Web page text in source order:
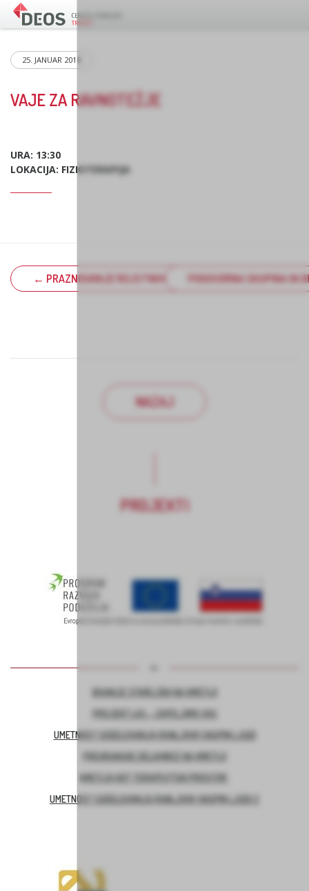
25. JANUAR 2018
VAJE ZA RAVNOTEŽJE
URA: 13:30
LOKACIJA: FIZIOTERAPIJA
← PRAZNOVANJE ROJSTNIH DNI POGOVORNA SKUPINA IN
NAZAJ
PROJEKTI
BIVANJE STAREJŠIH NA KMETIJI
PROJEKT LAS – ZAPELJIMO VAS
UMETNOST SODELOVANJA RANLJIVIH SKUPIN LJUDI
PREHRANSKE DELAVNICE NA KMETIJI
KMETIJA KOT TERAPEVTSKI PROSTOR
UMETNOST SODELOVANJA RANLJIVIH SKUPIN LJUDI 2